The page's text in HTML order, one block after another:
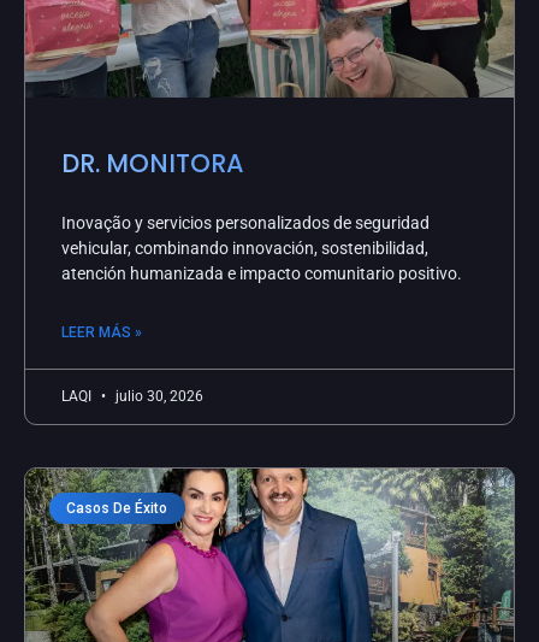
DR. MONITORA
Inovação y servicios personalizados de seguridad
vehicular, combinando innovación, sostenibilidad,
atención humanizada e impacto comunitario positivo.
LEER MÁS »
LAQI julio 30, 2026
Casos De Éxito